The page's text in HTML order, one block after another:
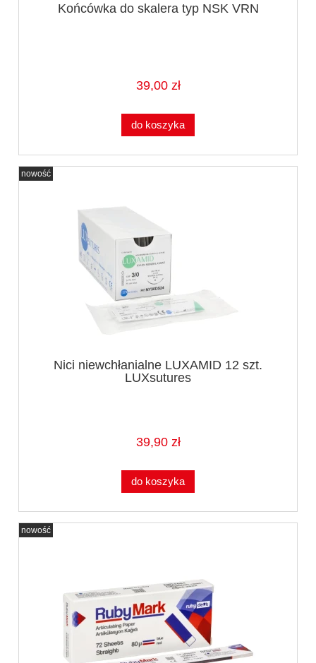
Końcówka do skalera typ NSK VRN
39,00 zł
do koszyka
Nici niewchłanialne LUXAMID 12 szt.
LUXsutures
39,90 zł
do koszyka
nowość
nowość